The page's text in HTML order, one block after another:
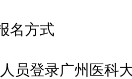
方式
登录广州医科大